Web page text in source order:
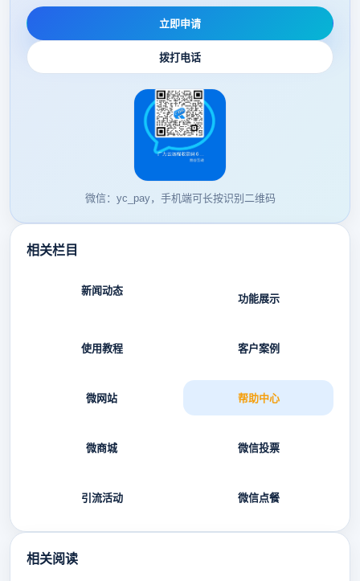
立即申请
拨打电话
微信：yc_pay，手机端可长按识别二维码
相关栏目
新闻动态
功能展示
使用教程 客户案例
微网站 帮助中心
微商城 微信投票
引流活动 微信点餐
相关阅读